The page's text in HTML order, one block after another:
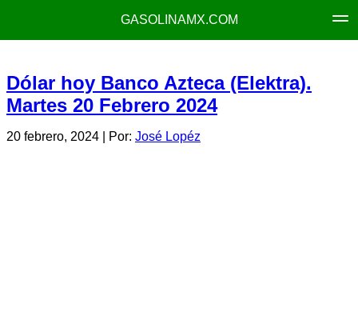
GASOLINAMX.COM
Dólar hoy Banco Azteca (Elektra).
Martes 20 Febrero 2024
20 febrero, 2024 | Por: José Lopéz